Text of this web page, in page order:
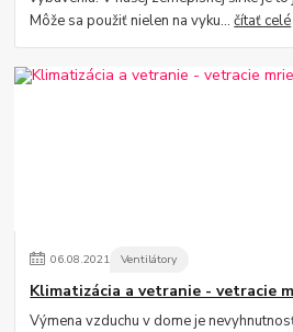
Môže sa použiť nielen na vyku...čítať celé
06.08.2021 Ventilátory
Klimatizácia a vetranie - vetracie
Výmena vzduchu v dome je